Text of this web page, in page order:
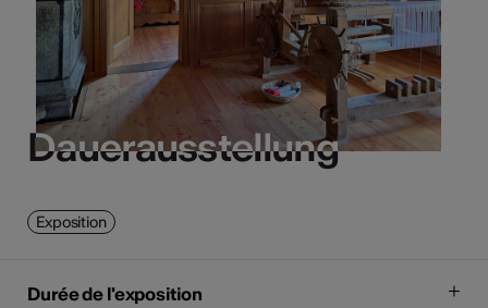
Dauerausstellung
Dauerausstellung
Exposition
Durée de l'exposition